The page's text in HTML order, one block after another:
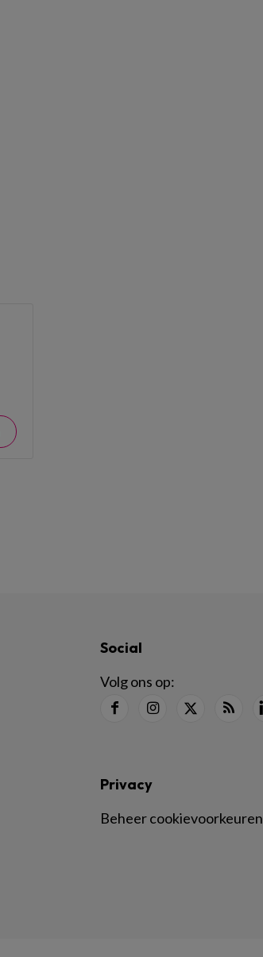
Social
Volg ons op:
Privacy
Beheer cookievoorkeuren